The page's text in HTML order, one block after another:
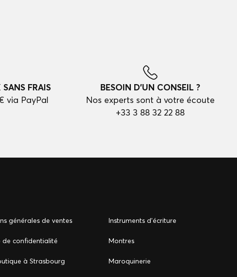
FRAIS
via PayPal
BESOIN D'UN CONSEIL ?
Nos experts sont à votre écoute
+33 3 88 32 22 88
générales de ventes
de confidentialité
à Strasbourg
Instruments d'écriture
Montres
Maroquinerie